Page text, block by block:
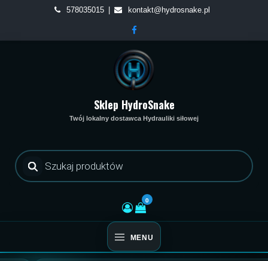
content
578035015 kontakt@hydrosnake.pl
Sklep HydroSnake
Twój lokalny dostawca Hydrauliki siłowej
Wyszukiwarka
produktów
0
MENU